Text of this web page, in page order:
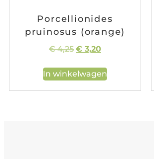
Porcellionides
pruinosus (orange)
€4,25 € 3,20
In winkelwagen